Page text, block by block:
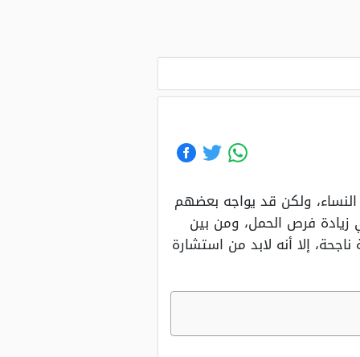
النساء، ولكن قد يواجه بعضهم
فرص الحمل، ومن بين
إلا أنه لابد من استشارة